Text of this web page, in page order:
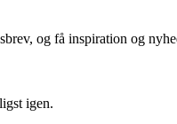
og få inspiration og
igen.